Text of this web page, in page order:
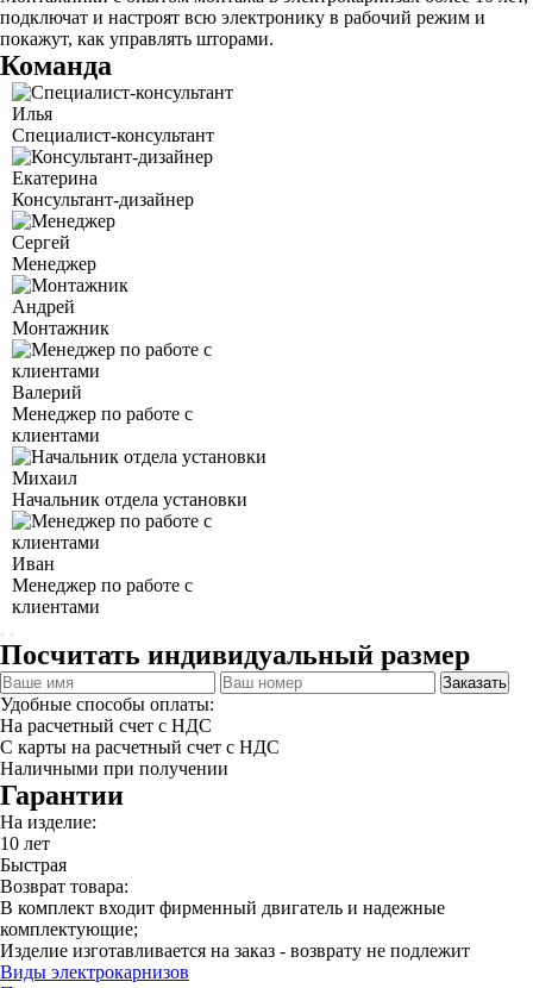
подключат и настроят всю электронику в рабочий режим и
покажут, как управлять шторами.
Команда
Илья
Специалист-консультант
Екатерина
Консультант-дизайнер
Сергей
Менеджер
Андрей
Монтажник
Валерий
Менеджер по работе с
клиентами
Михаил
Начальник отдела установки
Иван
Менеджер по работе с
клиентами
Посчитать индивидуальный размер
Заказать
Удобные способы оплаты:
На расчетный счет с НДС
С карты на расчетный счет с НДС
Наличными при получении
Гарантии
На изделие:
10 лет
Быстрая
Возврат товара:
В комплект входит фирменный двигатель и надежные
комплектующие;
Изделие изготавливается на заказ - возврату не подлежит
Виды электрокарнизов